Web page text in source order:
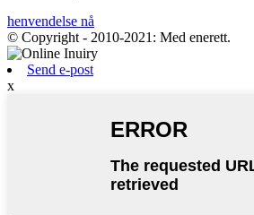
henvendelse nå
© Copyright - 2010-2021: Med enerett.
Send e-post
x